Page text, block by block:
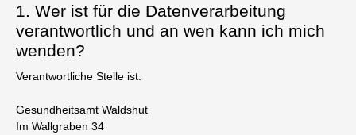
1. Wer ist für die Datenverarbeitung
verantwortlich und an wen kann ich mich
wenden?
Verantwortliche Stelle ist:
Gesundheitsamt Waldshut
Im Wallgraben 34